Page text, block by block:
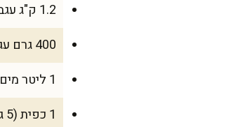
1.2 ק"ג עגבניות בשלות, חתוכות גס
400 גרם עגבניות מרוסקות משימורים
1 ליטר מים רותחים (אפשר להתחיל עם 900 מ"ל ולהוסיף לפי הצורך)
1 כפית (5 גרם) סוכר